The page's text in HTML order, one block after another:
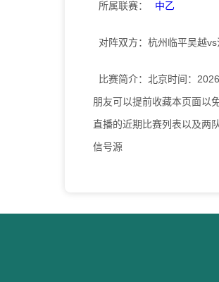
所属联赛： 中乙
对阵双方： 杭州临平吴越vs
比赛简介： 北京时间：
朋友可以提前收藏本页面以
直播的近期比赛列表以及两
信号源